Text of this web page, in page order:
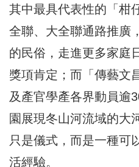
其中最具代表性的「柑
全聯、大全聯通路推廣
的民俗，走進更多家庭
獎項肯定；而「傳藝文
及產官學產各界動員逾
園展現冬山河流域的大
只是儀式，而是一種可
活經驗。